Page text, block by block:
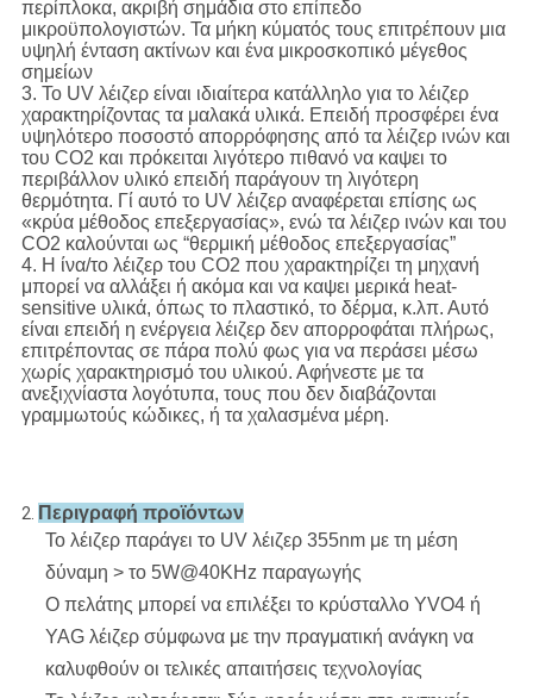
περίπλοκα, ακριβή σημάδια στο επίπεδο
μικροϋπολογιστών. Τα μήκη κύματός τους επιτρέπουν μια
υψηλή ένταση ακτίνων και ένα μικροσκοπικό μέγεθος
σημείων
3. Το UV λέιζερ είναι ιδιαίτερα κατάλληλο για το λέιζερ
χαρακτηρίζοντας τα μαλακά υλικά. Επειδή προσφέρει ένα
υψηλότερο ποσοστό απορρόφησης από τα λέιζερ ινών και
του CO2 και πρόκειται λιγότερο πιθανό να καψει το
περιβάλλον υλικό επειδή παράγουν τη λιγότερη
θερμότητα. Γί αυτό το UV λέιζερ αναφέρεται επίσης ως
«κρύα μέθοδος επεξεργασίας», ενώ τα λέιζερ ινών και του
CO2 καλούνται ως “θερμική μέθοδος επεξεργασίας”
4. Η ίνα/το λέιζερ του CO2 που χαρακτηρίζει τη μηχανή
μπορεί να αλλάξει ή ακόμα και να καψει μερικά heat-
sensitive υλικά, όπως το πλαστικό, το δέρμα, κ.λπ. Αυτό
είναι επειδή η ενέργεια λέιζερ δεν απορροφάται πλήρως,
επιτρέποντας σε πάρα πολύ φως για να περάσει μέσω
χωρίς χαρακτηρισμό του υλικού. Αφήνεστε με τα
ανεξιχνίαστα λογότυπα, τους που δεν διαβάζονται
γραμμωτούς κώδικες, ή τα χαλασμένα μέρη.
2. Περιγραφή προϊόντων
Το λέιζερ παράγει το UV λέιζερ 355nm με τη μέση
δύναμη > το 5W@40KHz παραγωγής
Ο πελάτης μπορεί να επιλέξει το κρύσταλλο YVO4 ή
YAG λέιζερ σύμφωνα με την πραγματική ανάγκη να
καλυφθούν οι τελικές απαιτήσεις τεχνολογίας